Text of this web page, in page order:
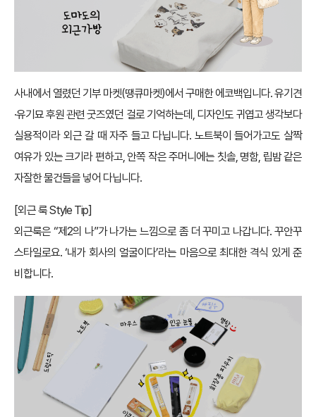
사내에서 열렸던 기부 마켓(땡큐마켓)에서 구매한 에코백입니다. 유기견
·유기묘 후원 관련 굿즈였던 걸로 기억하는데, 디자인도 귀엽고 생각보다
실용적이라 외근 갈 때 자주 들고 다닙니다. 노트북이 들어가고도 살짝
여유가 있는 크기라 편하고, 안쪽 작은 주머니에는 칫솔, 명함, 립밤 같은
자잘한 물건들을 넣어 다닙니다.
[외근 룩 Style Tip]
외근룩은 “제2의 나”가 나가는 느낌으로 좀 더 꾸미고 나갑니다. 꾸안꾸
스타일로요. ‘내가 회사의 얼굴이다’라는 마음으로 최대한 격식 있게 준
비합니다.